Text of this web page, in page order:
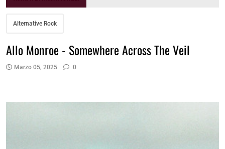
Alternative Rock
Allo Monroe - Somewhere Across The Veil
Marzo 05, 2025 0